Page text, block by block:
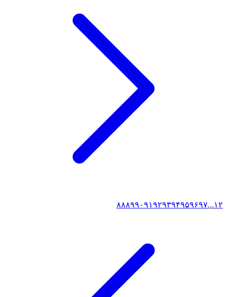
۱۲ ... ۸۸۸۹۹۰۹۱۹۲۹۳۹۴۹۵۹۶۹۷